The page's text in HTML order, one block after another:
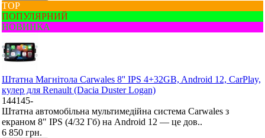
ТОР
ПОПУЛЯРНИЙ
НОВИНКА
Штатна Mагнітола Carwales 8'' IPS 4+32GB, Android 12, CarPlay,
кулер для Renault (Dacia Duster Logan)
144145-
Штатна автомобільна мультимедійна система Carwales з
екраном 8" IPS (4/32 Гб) на Android 12 — це дов..
6 850 грн.